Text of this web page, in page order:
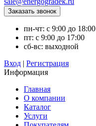
пн-чт: с 9:00 до 18:00
пт: с 9:00 до 17:00
сб-вс: выходной
Вход | Регистрация
Информация
Главная
О компании
Каталог
Услуги